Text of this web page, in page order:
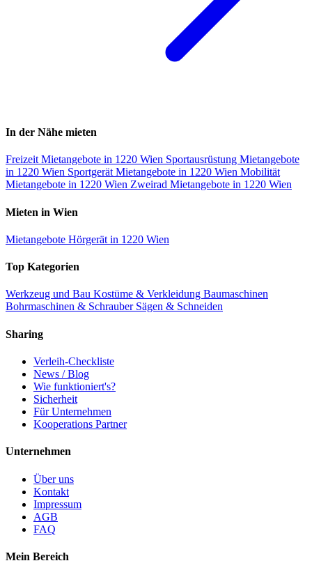
In der Nähe mieten
Freizeit Mietangebote in 1220 Wien Sportausrüstung Mietangebote
in 1220 Wien Sportgerät Mietangebote in 1220 Wien Mobilität
Mietangebote in 1220 Wien Zweirad Mietangebote in 1220 Wien
Mieten in Wien
Mietangebote Hörgerät in 1220 Wien
Top Kategorien
Werkzeug und Bau Kostüme & Verkleidung Baumaschinen
Bohrmaschinen & Schrauber Sägen & Schneiden
Sharing
Verleih-Checkliste
News / Blog
Wie funktioniert's?
Sicherheit
Für Unternehmen
Kooperations Partner
Unternehmen
Über uns
Kontakt
Impressum
AGB
FAQ
Mein Bereich